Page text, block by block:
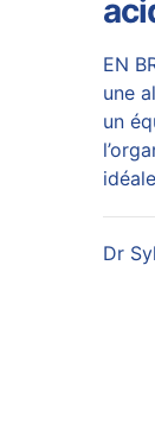
EN
une
un
Dr